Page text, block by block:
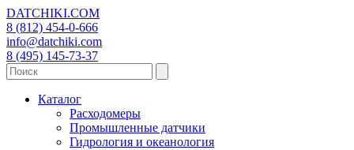
DATCHIKI.COM
8 (812) 454-0-666
info@datchiki.com
8 (495) 145-73-37
Каталог
Расходомеры
Промышленные датчики
Гидрология и океанология